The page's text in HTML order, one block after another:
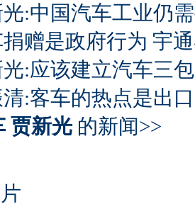
:中国汽车工业仍
赠是政府行为 宇
:应该建立汽车三
:客车的热点是出
贾新光 的新闻>>